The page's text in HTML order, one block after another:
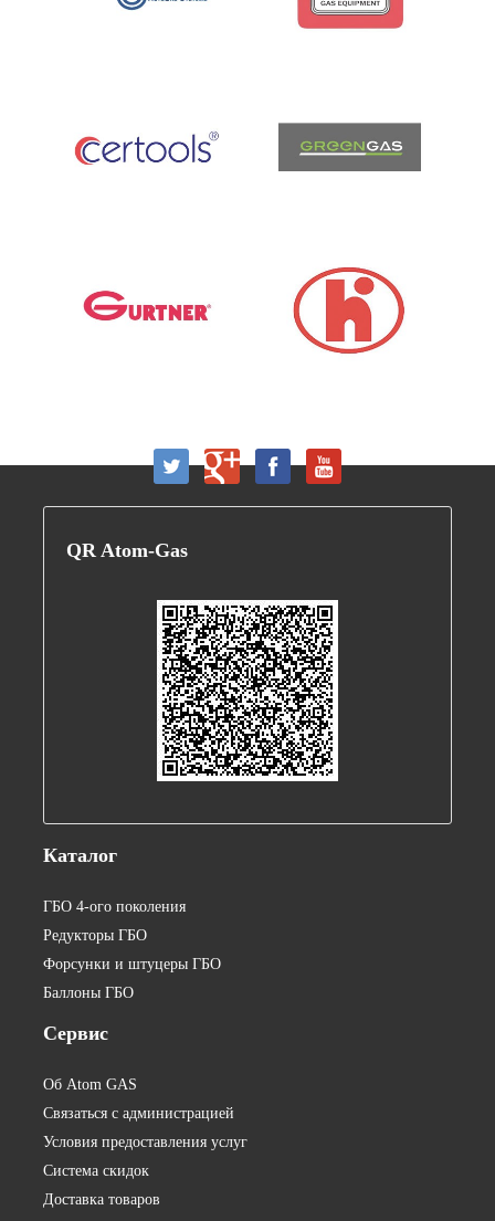
QR Atom-Gas
Каталог
ГБО 4-ого поколения
Редукторы ГБО
Форсунки и штуцеры ГБО
Баллоны ГБО
Сервис
Об Atom GAS
Связаться с администрацией
Условия предоставления услуг
Система скидок
Доставка товаров